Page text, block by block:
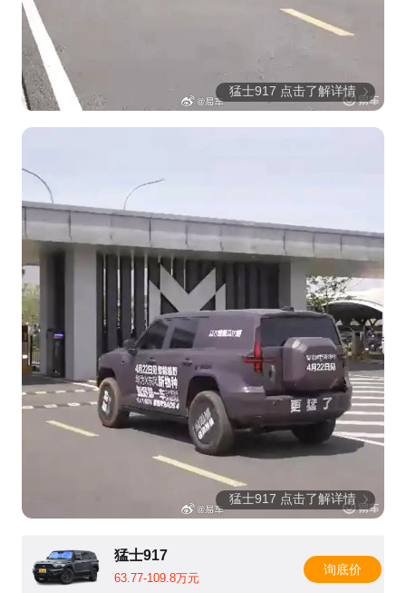
猛士917 点击了解详情
猛士917 点击了解详情
猛士917
63.77-109.8万元
询底价